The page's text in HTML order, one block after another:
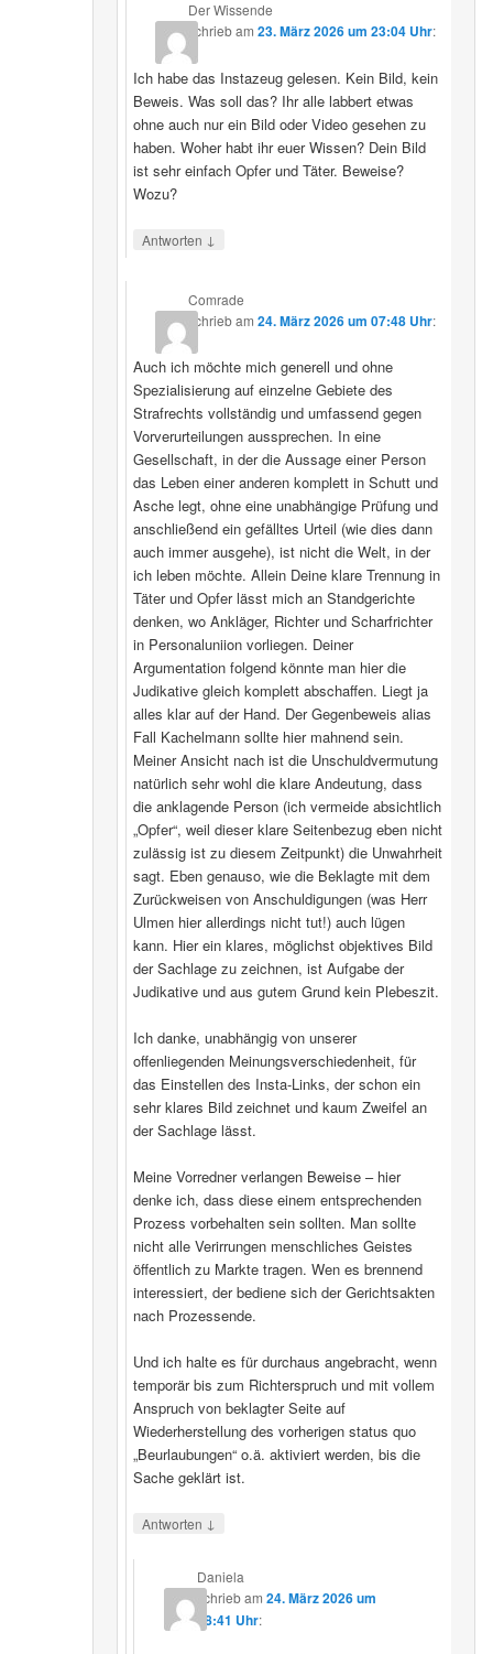
Der Wissende
schriebam23. März 2026 um 23:04 Uhr:
Ich habe das Instazeug gelesen. Kein Bild, kein
Beweis. Was soll das? Ihr alle labbert etwas
ohne auch nur ein Bild oder Video gesehen zu
haben. Woher habt ihr euer Wissen? Dein Bild
ist sehr einfach Opfer und Täter. Beweise?
Wozu?
Antworten ↓
Comrade
schriebam24. März 2026 um 07:48 Uhr:
Auch ich möchte mich generell und ohne
Spezialisierung auf einzelne Gebiete des
Strafrechts vollständig und umfassend gegen
Vorverurteilungen aussprechen. In eine
Gesellschaft, in der die Aussage einer Person
das Leben einer anderen komplett in Schutt und
Asche legt, ohne eine unabhängige Prüfung und
anschließend ein gefälltes Urteil (wie dies dann
auch immer ausgehe), ist nicht die Welt, in der
ich leben möchte. Allein Deine klare Trennung in
Täter und Opfer lässt mich an Standgerichte
denken, wo Ankläger, Richter und Scharfrichter
in Personaluniion vorliegen. Deiner
Argumentation folgend könnte man hier die
Judikative gleich komplett abschaffen. Liegt ja
alles klar auf der Hand. Der Gegenbeweis alias
Fall Kachelmann sollte hier mahnend sein.
Meiner Ansicht nach ist die Unschuldvermutung
natürlich sehr wohl die klare Andeutung, dass
die anklagende Person (ich vermeide absichtlich
„Opfer“, weil dieser klare Seitenbezug eben nicht
zulässig ist zu diesem Zeitpunkt) die Unwahrheit
sagt. Eben genauso, wie die Beklagte mit dem
Zurückweisen von Anschuldigungen (was Herr
Ulmen hier allerdings nicht tut!) auch lügen
kann. Hier ein klares, möglichst objektives Bild
der Sachlage zu zeichnen, ist Aufgabe der
Judikative und aus gutem Grund kein Plebeszit.
Ich danke, unabhängig von unserer
offenliegenden Meinungsverschiedenheit, für
das Einstellen des Insta-Links, der schon ein
sehr klares Bild zeichnet und kaum Zweifel an
der Sachlage lässt.
Meine Vorredner verlangen Beweise – hier
denke ich, dass diese einem entsprechenden
Prozess vorbehalten sein sollten. Man sollte
nicht alle Verirrungen menschliches Geistes
öffentlich zu Markte tragen. Wen es brennend
interessiert, der bediene sich der Gerichtsakten
nach Prozessende.
Und ich halte es für durchaus angebracht, wenn
temporär bis zum Richterspruch und mit vollem
Anspruch von beklagter Seite auf
Wiederherstellung des vorherigen status quo
„Beurlaubungen“ o.ä. aktiviert werden, bis die
Sache geklärt ist.
Antworten ↓
Daniela
schriebam 24. März 2026 um
08:41 Uhr: